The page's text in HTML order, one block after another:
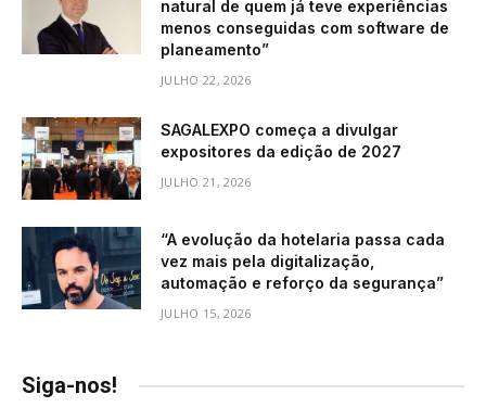
natural de quem já teve experiências
menos conseguidas com software de
planeamento”
JULHO 22, 2026
SAGALEXPO começa a divulgar
expositores da edição de 2027
JULHO 21, 2026
“A evolução da hotelaria passa cada
vez mais pela digitalização,
automação e reforço da segurança”
JULHO 15, 2026
Siga-nos!